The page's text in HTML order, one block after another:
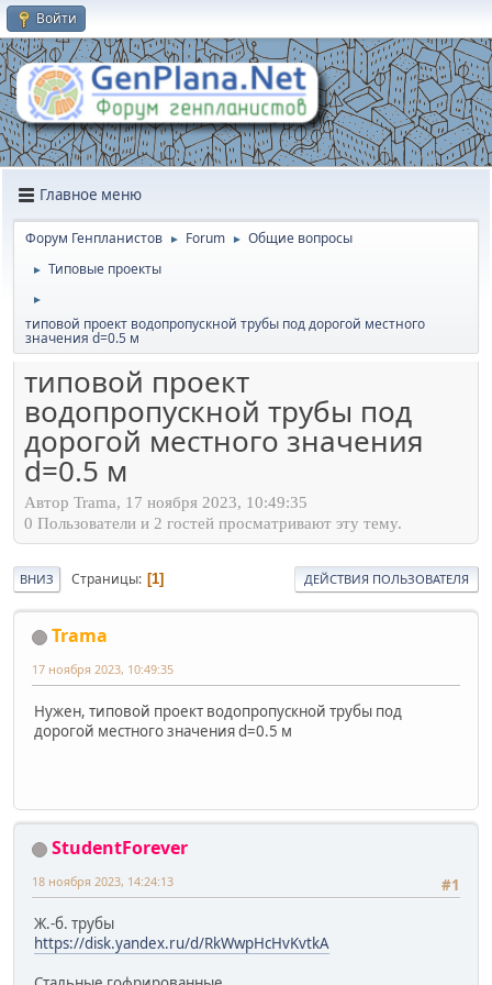
Войти
Главное меню
Форум Генпланистов ► Forum ► Общие вопросы
► Типовые проекты
►
типовой проект водопропускной трубы под дорогой местного
значения d=0.5 м
типовой проект
водопропускной трубы под
дорогой местного значения
d=0.5 м
Автор Trama, 17 ноября 2023, 10:49:35
0 Пользователи и 2 гостей просматривают эту тему.
ВНИЗ Страницы 1 ДЕЙСТВИЯ ПОЛЬЗОВАТЕЛЯ
Trama
17 ноября 2023, 10:49:35
Нужен, типовой проект водопропускной трубы под
дорогой местного значения d=0.5 м
StudentForever
#1
18 ноября 2023, 14:24:13
Ж.-б. трубы
https://disk.yandex.ru/d/RkWwpHcHvKvtkA